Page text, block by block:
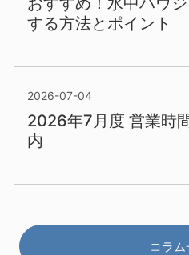
する方法とポイント
2026-07-04
2026年7月度 営業時
内
コラム